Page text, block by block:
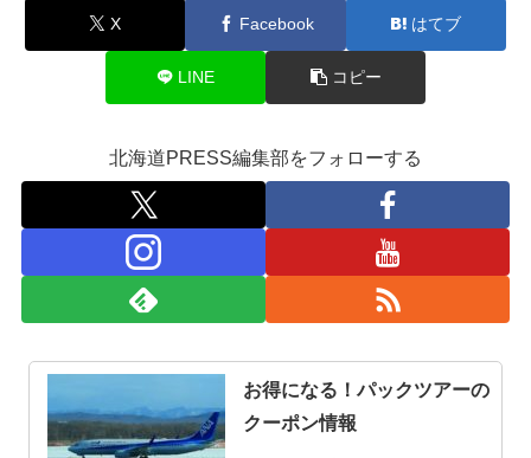
X Facebook はてブ
LINE コピー
北海道PRESS編集部をフォローする
お得になる！パックツアーの
クーポン情報